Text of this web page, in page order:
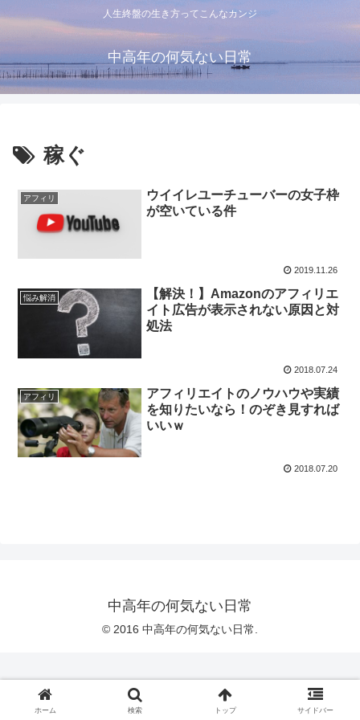
人生終盤の生き方ってこんなカンジ
中高年の何気ない日常
稼ぐ
アフィリ
ウイイレユーチューバーの女子枠
が空いている件
2019.11.26
悩み解消
【解決！】Amazonのアフィリエ
イト広告が表示されない原因と対
処法
2018.07.24
アフィリ
アフィリエイトのノウハウや実績
を知りたいなら！のぞき見すれば
いいｗ
2018.07.20
中高年の何気ない日常
© 2016 中高年の何気ない日常.
ホーム 検索 トップ サイドバー